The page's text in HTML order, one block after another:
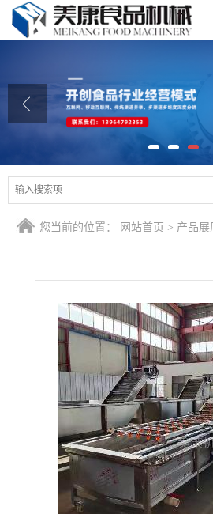
公司介绍
公司动态
产品展厅
联系我们
您当前的位置： 网站首页 > 产品展